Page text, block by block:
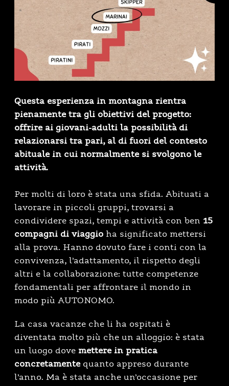
Questa esperienza in montagna rientra
pienamente tra gli obiettivi del progetto:
offrire ai giovani-adulti la possibilità di
relazionarsi tra pari, al di fuori del contesto
abituale in cui normalmente si svolgono le
attività.
Per molti di loro è stata una sfida. Abituati a
lavorare in piccoli gruppi, trovarsi a
condividere spazi, tempi e attività con ben 15
compagni di viaggio ha significato mettersi
alla prova. Hanno dovuto fare i conti con la
convivenza, l’adattamento, il rispetto degli
altri e la collaborazione: tutte competenze
fondamentali per affrontare il mondo in
modo più AUTONOMO.
La casa vacanze che li ha ospitati è
diventata molto più che un alloggio: è stata
un luogo dove mettere in pratica
concretamentequanto appreso durante
l’anno. Ma è stata anche un’occasione per